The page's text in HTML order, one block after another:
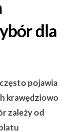
dla
pojawia
krawędziowo
zależy od